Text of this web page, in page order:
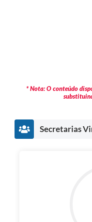
* Nota: O conteúdo
Secretarias